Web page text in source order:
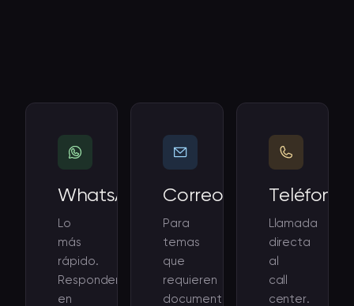
WhatsApp
Lo
más
rápido.
Respondemos
en
Correo
Para
temas
que
requieren
documentos
Teléfono
Llamada
directa
al
call
center.